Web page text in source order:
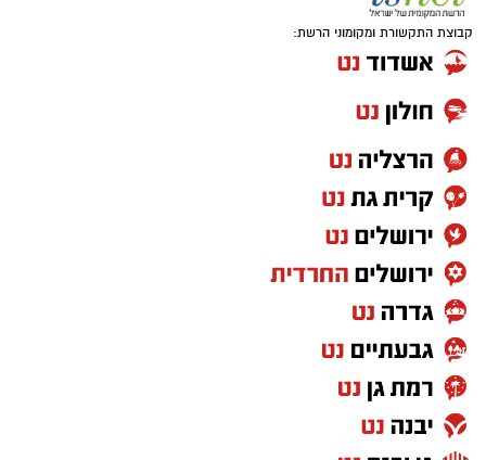
קבוצת התקשורת ומקומוני הרשת: